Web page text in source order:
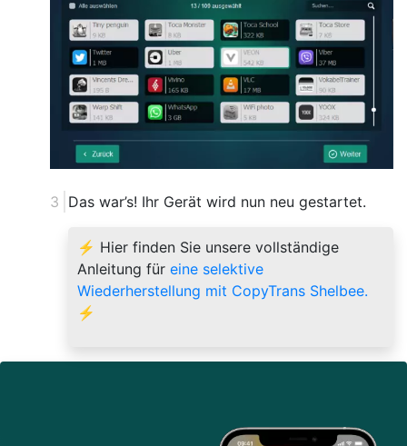
Das war’s! Ihr Gerät wird nun neu gestartet.
⚡ Hier finden Sie unsere vollständige
Anleitung für eine selektive
Wiederherstellung mit CopyTrans Shelbee.
⚡